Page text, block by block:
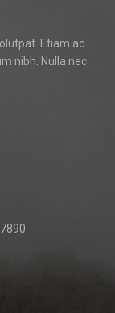
Etiam ac
nibh. Nulla nec